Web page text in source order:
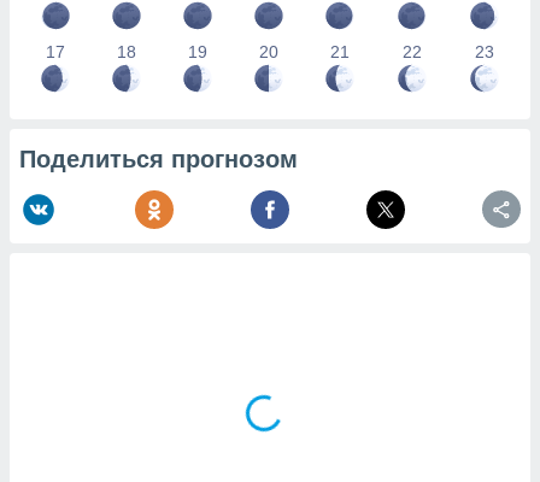
17 18 19 20 21 22 23
Поделиться прогнозом